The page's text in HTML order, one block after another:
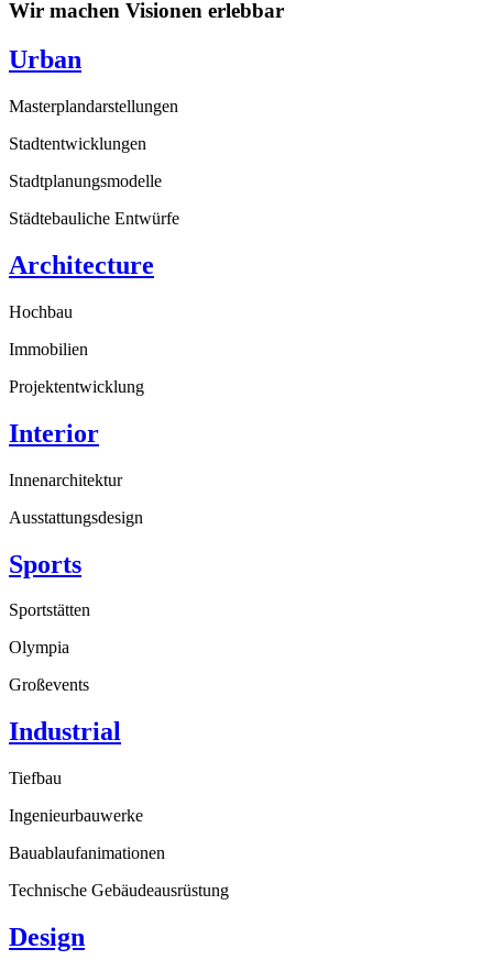
Wir machen Visionen erlebbar
Urban
Masterplandarstellungen
Stadtentwicklungen
Stadtplanungsmodelle
Städtebauliche Entwürfe
Architecture
Hochbau
Immobilien
Projektentwicklung
Interior
Innenarchitektur
Ausstattungsdesign
Sports
Sportstätten
Olympia
Großevents
Industrial
Tiefbau
Ingenieurbauwerke
Bauablaufanimationen
Technische Gebäudeausrüstung
Design